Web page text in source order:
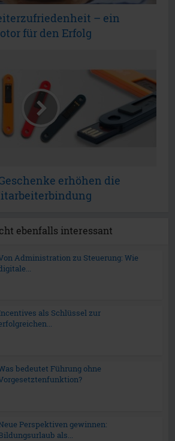
– ein
für den Erfolg
erhöhen die
ebenfalls interessant
Administration zu Steuerung: Wie
als Schlüssel zur
bedeutet Führung ohne
Perspektiven gewinnen:
als...